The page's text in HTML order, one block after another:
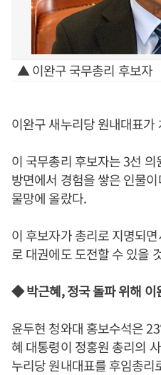
▲ 이완구 국무총리 후보자
이완구 새누리당 원내대표
이 국무총리 후보자는 3선
방면에서 경험을 쌓은 인물
물망에 올랐다.
이 후보자가 총리로 지명되
로 대권에도 도전할 수 있을
◆ 박근혜, 정국 돌파 위해 이
윤두현 청와대 홍보수석은
혜 대통령이 정홍원 총리의
누리당 원내대표를 후임총리